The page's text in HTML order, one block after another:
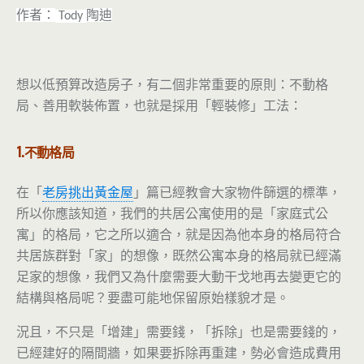
作者： Tody 陶迪
想以低預算改造房子，有二個非常重要的原則：不動格
局、善用軟裝佈置，也就是採用「輕裝修」工法 ：
1.不動格局
在「老房挑出黃金屋 」篇已經教會大家物件篩選的標準，
所以你應該知道，我們的共居公寓使用的是「家庭式公
寓」的格局，它之所以適合，就是因為他本身的格局符合
共居族群對「家」的想像，既然公寓本身的格局就已經滿
足家的想像，我們又為什麼需要大動干戈地再去變更它的
結構與格局呢？要盡可能地保留原始樣貌才是。
況且，不只是「增建」需要錢，「拆除」也是需要錢的，
已經建好的隔間牆，如果要拆除再重建，勢必會造成費用